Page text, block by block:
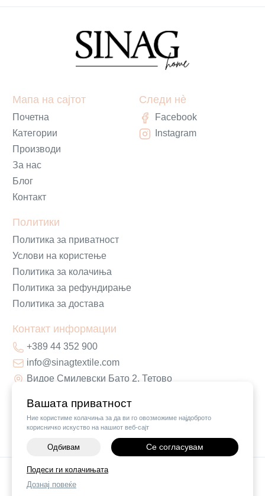
Вашата приватност
Ние користиме колачиња за да ви го овозможиме најдоброто
корисничко искуство на нашиот веб-сајт
Одбивам Се согласувам
Подеси ги колачињата
Дознај повеќе
Мапа на сајтот
Почетна
Категории
Производи
За нас
Блог
Контакт
Политики
Политика за приватност
Услови на користење
Политика за колачиња
Политика за рефундирање
Политика за достава
Контакт информации
+389 44 352 900
info@sinagtextile.com
Видое Смилевски Бато 2, Тетово
Следи нè
Facebook
Instagram
©2026Vendor x
Поставки за колачиња